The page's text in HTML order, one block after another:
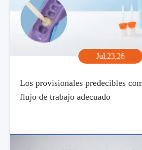
Jul,23,26
Los provisionales predecibles
flujo de trabajo adecuado